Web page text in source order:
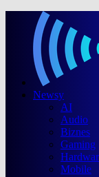
Newsy
AI
Audio
Biznes
Gaming
Mobile